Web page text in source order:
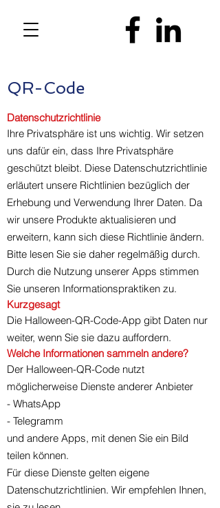
QR-Code
Datenschutzrichtlinie
Ihre Privatsphäre ist uns wichtig. Wir setzen
uns dafür ein, dass Ihre Privatsphäre
geschützt bleibt. Diese Datenschutzrichtlinie
erläutert unsere Richtlinien bezüglich der
Erhebung und Verwendung Ihrer Daten. Da
wir unsere Produkte aktualisieren und
erweitern, kann sich diese Richtlinie ändern.
Bitte lesen Sie sie daher regelmäßig durch.
Durch die Nutzung unserer Apps stimmen
Sie unseren Informationspraktiken zu.
Kurzgesagt
Die Halloween-QR-Code-App gibt Daten nur
weiter, wenn Sie sie dazu auffordern.
Welche Informationen sammeln andere?
Der Halloween-QR-Code nutzt
möglicherweise Dienste anderer Anbieter
- WhatsApp
- Telegramm
und andere Apps, mit denen Sie ein Bild
teilen können.
Für diese Dienste gelten eigene
Datenschutzrichtlinien. Wir empfehlen Ihnen,